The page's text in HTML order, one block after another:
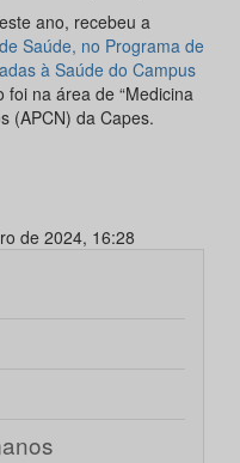
ano, recebeu a
Saúde, no Programa de
à Saúde do Campus
na área de “Medicina
(APCN) da Capes.
de 2024, 16:28